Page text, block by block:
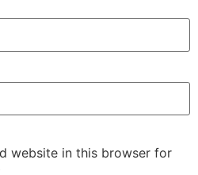
website in this browser for